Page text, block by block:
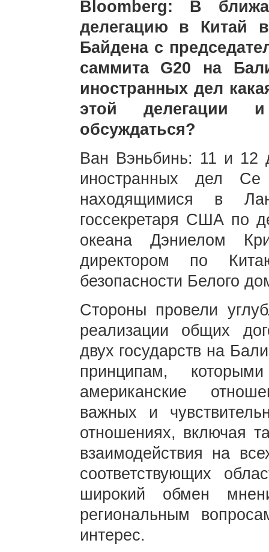
Bloomberg: В
делегацию в Китай
Байдена с
саммита G20 на
иностранных дел
этой делегации
обсуждаться?
Ван Вэньбинь: 11 и 12
иностранных дел
находящимися в
госсекретаря США по
океана Дэниелом
директором по
безопасности Белого
Стороны провели
реализации общих
двух государств на
принципам,
американские
важных и
отношениях, включая
взаимодействия на
соответствующих
широкий обмен
региональным
интерес.